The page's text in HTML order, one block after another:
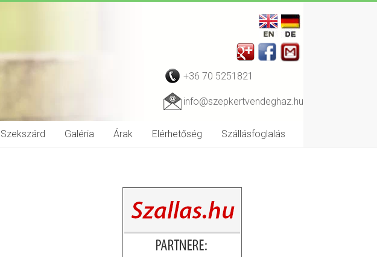
+36 70 5251821
info@szepkertvendeghaz.hu
Szekszárd Galéria Árak Elérhetőség Szállásfoglalás